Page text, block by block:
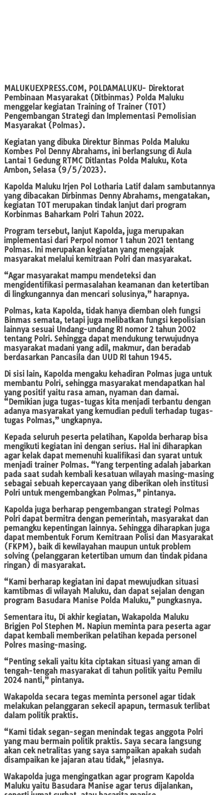
MALUKUEXPRESS.COM, POLDAMALUKU- Direktorat
Pembinaan Masyarakat (Ditbinmas) Polda Maluku
menggelar kegiatan Training of Trainer (TOT)
Pengembangan Strategi dan Implementasi Pemolisian
Masyarakat (Polmas).
Kegiatan yang dibuka Direktur Binmas Polda Maluku
Kombes Pol Denny Abrahams, ini berlangsung di Aula
Lantai 1 Gedung RTMC Ditlantas Polda Maluku, Kota
Ambon, Selasa (9/5/2023).
Kapolda Maluku Irjen Pol Lotharia Latif dalam sambutannya
yang dibacakan Dirbinmas Denny Abrahams, mengatakan,
kegiatan TOT merupakan tindak lanjut dari program
Korbinmas Baharkam Polri Tahun 2022.
Program tersebut, lanjut Kapolda, juga merupakan
implementasi dari Perpol nomor 1 tahun 2021 tentang
Polmas. Ini merupakan kegiatan yang mengajak
masyarakat melalui kemitraan Polri dan masyarakat.
“Agar masyarakat mampu mendeteksi dan
mengidentifikasi permasalahan keamanan dan ketertiban
di lingkungannya dan mencari solusinya,” harapnya.
Polmas, kata Kapolda, tidak hanya diemban oleh fungsi
Binmas semata, tetapi juga melibatkan fungsi kepolisian
lainnya sesuai Undang-undang RI nomor 2 tahun 2002
tentang Polri. Sehingga dapat mendukung terwujudnya
masyarakat madani yang adil, makmur, dan beradab
berdasarkan Pancasila dan UUD RI tahun 1945.
Di sisi lain, Kapolda mengaku kehadiran Polmas juga untuk
membantu Polri, sehingga masyarakat mendapatkan hal
yang positif yaitu rasa aman, nyaman dan damai.
“Demikian juga tugas-tugas kita menjadi terbantu dengan
adanya masyarakat yang kemudian peduli terhadap tugas-
tugas Polmas,” ungkapnya.
Kepada seluruh peserta pelatihan, Kapolda berharap bisa
mengikuti kegiatan ini dengan serius. Hal ini diharapkan
agar kelak dapat memenuhi kualifikasi dan syarat untuk
menjadi trainer Polmas. “Yang terpenting adalah jabarkan
pada saat sudah kembali kesatuan wilayah masing-masing
sebagai sebuah kepercayaan yang diberikan oleh institusi
Polri untuk mengembangkan Polmas,” pintanya.
Kapolda juga berharap pengembangan strategi Polmas
Polri dapat bermitra dengan pemerintah, masyarakat dan
pemangku kepentingan lainnya. Sehingga diharapkan juga
dapat membentuk Forum Kemitraan Polisi dan Masyarakat
(FKPM), baik di kewilayahan maupun untuk problem
solving (pelanggaran ketertiban umum dan tindak pidana
ringan) di masyarakat.
“Kami berharap kegiatan ini dapat mewujudkan situasi
kamtibmas di wilayah Maluku, dan dapat sejalan dengan
program Basudara Manise Polda Maluku,” pungkasnya.
Sementara itu, Di akhir kegiatan, Wakapolda Maluku
Brigjen Pol Stephen M. Napiun meminta para peserta agar
dapat kembali memberikan pelatihan kepada personel
Polres masing-masing.
“Penting sekali yaitu kita ciptakan situasi yang aman di
tengah-tengah masyarakat di tahun politik yaitu Pemilu
2024 nanti,” pintanya.
Wakapolda secara tegas meminta personel agar tidak
melakukan pelanggaran sekecil apapun, termasuk terlibat
dalam politik praktis.
“Kami tidak segan-segan menindak tegas anggota Polri
yang mau bermain politik praktis. Saya secara langsung
akan cek netralitas yang saya sampaikan apakah sudah
disampaikan ke jajaran atau tidak,” jelasnya.
Wakapolda juga mengingatkan agar program Kapolda
Maluku yaitu Basudara Manise agar terus dijalankan,